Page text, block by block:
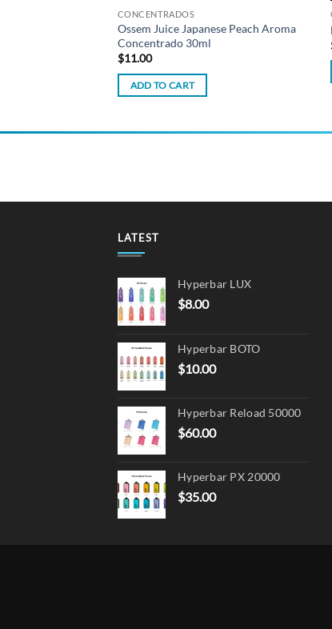
CONCENTRADOS
Ossem Juice Japanese Peach Aroma
Concentrado 30ml
$11.00
ADD TO CART
LATEST
Hyperbar LUX
$8.00
Hyperbar BOTO
$10.00
Hyperbar Reload 50000
$60.00
Hyperbar PX 20000
$35.00